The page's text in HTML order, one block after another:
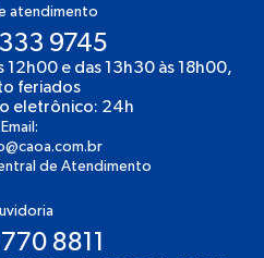
atendimento
9745
12h00 e das 13h30 às 18h00,
feriados
eletrônico: 24h
Email:
de Atendimento
8811